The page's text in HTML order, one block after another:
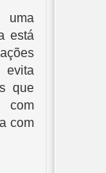
está
que
com
com